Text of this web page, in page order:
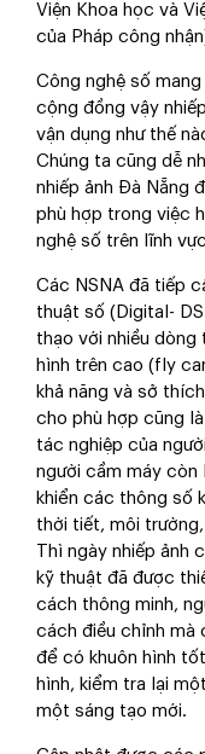
Viện Khoa học và
của Pháp công
Công nghệ số
cộng đồng vậy
vận dụng như thế
Chúng ta cũng dễ
nhiếp ảnh Đà Nẵng
phù hợp trong việc
nghệ số trên lĩnh
Các NSNA đã tiếp
thuật số (Digital-
thạo với nhiều
hình trên cao (fly
khả năng và sở
cho phù hợp cũng
tác nghiệp của
người cầm máy còn
khiển các thông số
thời tiết, môi
Thì ngày nhiếp
kỹ thuật đã được
cách thông minh,
cách điều chỉnh mà
để có khuôn hình
hình, kiểm tra lại
một sáng tạo mới.